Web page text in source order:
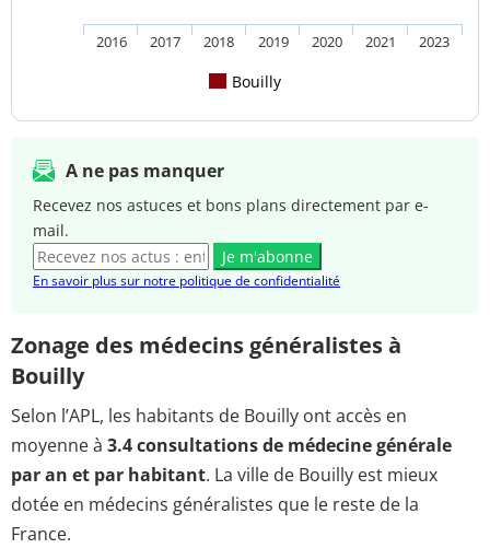
Bouilly
2016 2017 2018 2019 2020 2021 2023
A ne pas manquer
Recevez nos astuces et bons plans directement par e-
mail.
Je m'abonne
En savoir plus sur notre politique de confidentialité
Zonage des médecins généralistes à
Bouilly
Selon l’APL, les habitants de Bouilly ont accès en
moyenne à 3.4 consultations de médecine générale
par an et par habitant. La ville de Bouilly est mieux
dotée en médecins généralistes que le reste de la
France.